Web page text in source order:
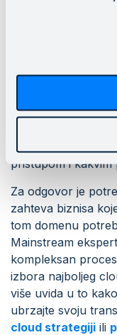
fokusirajući se na
migriranja. Jedan
jeste da se ne
transformaicja je
u data center
strateška
pristupom i kakvim
Za odgovor je
zahteva biznisa
tom domenu
Mainstream
kompleksan
izbora najboljeg
više uvida u to
ubrzajte svoju
cloud strategiji ili